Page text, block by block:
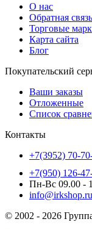
О нас
Обратная связь
Торговые
Карта сайта
Блог
Покупательский
Ваши заказы
Отложенные
Список
Контакты
+7(3952) 70-
+7(950) 126-
Пн-Вс 09.00 -
info@irkshop.ru
© 2002 - 2026